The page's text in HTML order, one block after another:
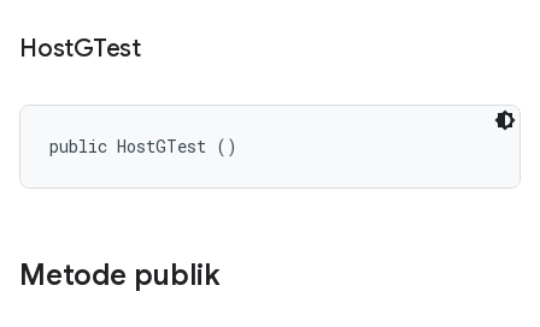
HostGTest
public HostGTest ()
Metode publik